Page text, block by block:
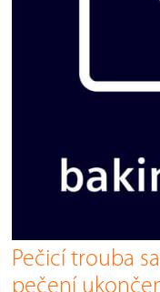
Pečicí trouba